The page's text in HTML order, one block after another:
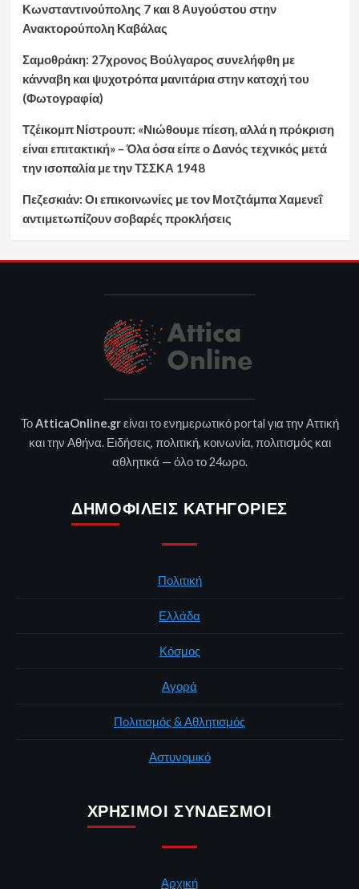
Κωνσταντινούπολης 7 και 8 Αυγούστου στην
Ανακτορούπολη Καβάλας
Σαμοθράκη: 27χρονος Βούλγαρος συνελήφθη με
κάνναβη και ψυχοτρόπα μανιτάρια στην κατοχή του
(Φωτογραφία)
Τζέικομπ Νίστρουπ: «Νιώθουμε πίεση, αλλά η πρόκριση
είναι επιτακτική» – Όλα όσα είπε ο Δανός τεχνικός μετά
την ισοπαλία με την ΤΣΣΚΑ 1948
Πεζεσκιάν: Οι επικοινωνίες με τον Μοτζτάμπα Χαμενεΐ
αντιμετωπίζουν σοβαρές προκλήσεις
ΤοAtticaOnline.grείναι το ενημερωτικό portal για την Αττική
και την Αθήνα. Ειδήσεις, πολιτική, κοινωνία, πολιτισμός και
αθλητικά — όλο το 24ωρο.
ΔΗΜΟΦΙΛΕΊΣ ΚΑΤΗΓΟΡΊΕΣ
Πολιτική
Ελλάδα
Κόσμος
Αγορά
Πολιτισμός & Αθλητισμός
Αστυνομικό
ΧΡΉΣΙΜΟΙ ΣΎΝΔΕΣΜΟΙ
Αρχική